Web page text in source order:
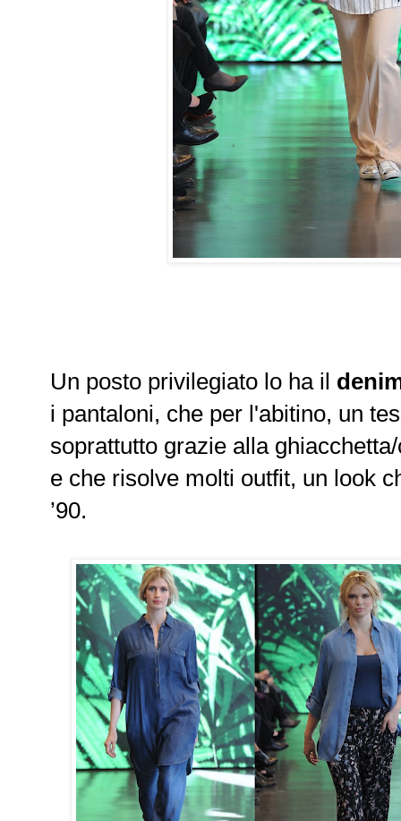
Un posto privilegiato lo ha il
i pantaloni, che per l'abitino, un
soprattutto grazie alla
e che risolve molti outfit, un look
’90.